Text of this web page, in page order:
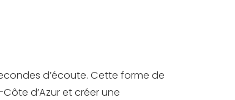
d’écoute. Cette forme de
d’Azur et créer une